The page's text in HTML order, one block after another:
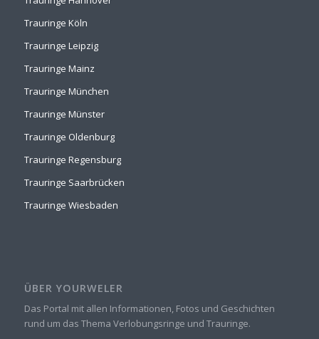
Trauringe Köln
Trauringe Leipzig
Trauringe Mainz
Trauringe München
Trauringe Münster
Trauringe Oldenburg
Trauringe Regensburg
Trauringe Saarbrücken
Trauringe Wiesbaden
ÜBER YOURWELER
Das Portal mit allen Informationen, Fotos und Geschichten
rund um das Thema Verlobungsringe und Trauringe.